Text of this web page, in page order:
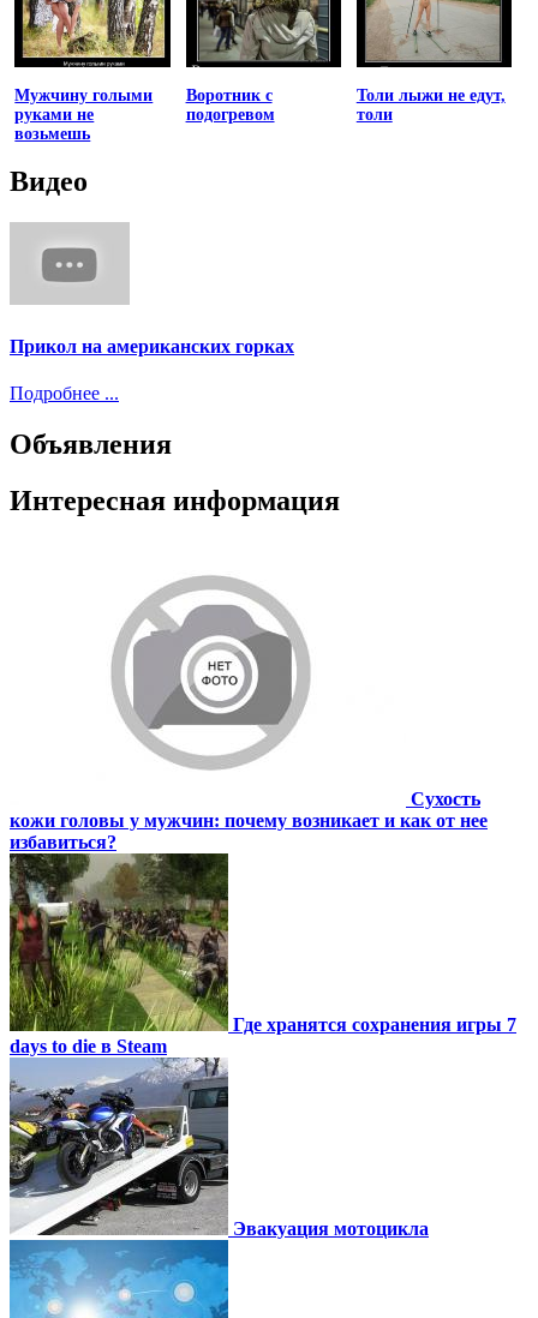
Мужчину голыми
руками не
возьмешь
Воротник с
подогревом
Толи лыжи не едут,
толи
Видео
Прикол на американских горках
Подробнее ...
Объявления
Интересная информация
Сухость
кожи головы у мужчин: почему возникает и как от нее
избавиться?
Где хранятся сохранения игры 7
days to die в Steam
Эвакуация мотоцикла